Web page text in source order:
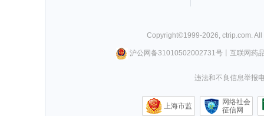
Copyright©1999-2026 ctrip.com .
沪公网备31010502002731号丨 互联网药
违法和不良信息举报
上海市监
网络社会
征信网